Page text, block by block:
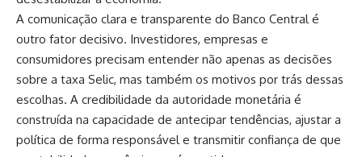
A comunicação clara e transparente do Banco Central é
outro fator decisivo. Investidores, empresas e
consumidores precisam entender não apenas as decisões
sobre a taxa Selic, mas também os motivos por trás dessas
escolhas. A credibilidade da autoridade monetária é
construída na capacidade de antecipar tendências, ajustar a
política de forma responsável e transmitir confiança de que